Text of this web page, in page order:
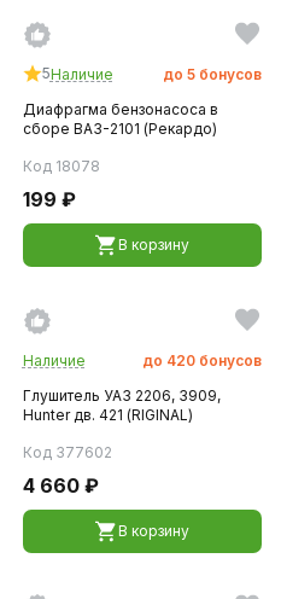
5Наличие до 5 бонусов
Диафрагма бензонасоса в
сборе ВАЗ-2101 (Рекардо)
Код 18078
199 ₽
В корзину
Наличие до 420 бонусов
Глушитель УАЗ 2206, 3909,
Hunter дв. 421 (RIGINАL)
Код 377602
4 660 ₽
В корзину